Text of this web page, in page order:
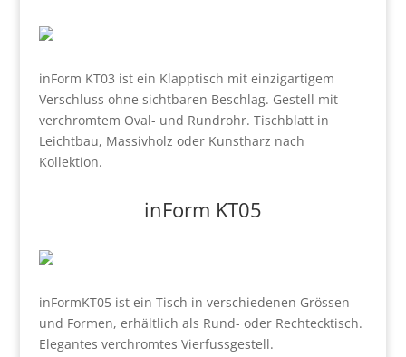
inForm KT03 ist ein Klapptisch mit einzigartigem
Verschluss ohne sichtbaren Beschlag. Gestell mit
verchromtem Oval- und Rundrohr. Tischblatt in
Leichtbau, Massivholz oder Kunstharz nach
Kollektion.
inForm KT05
inFormKT05 ist ein Tisch in verschiedenen Grössen
und Formen, erhältlich als Rund- oder Rechtecktisch.
Elegantes verchromtes Vierfussgestell.